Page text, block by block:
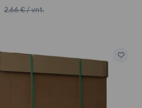
2,66 € / vnt.